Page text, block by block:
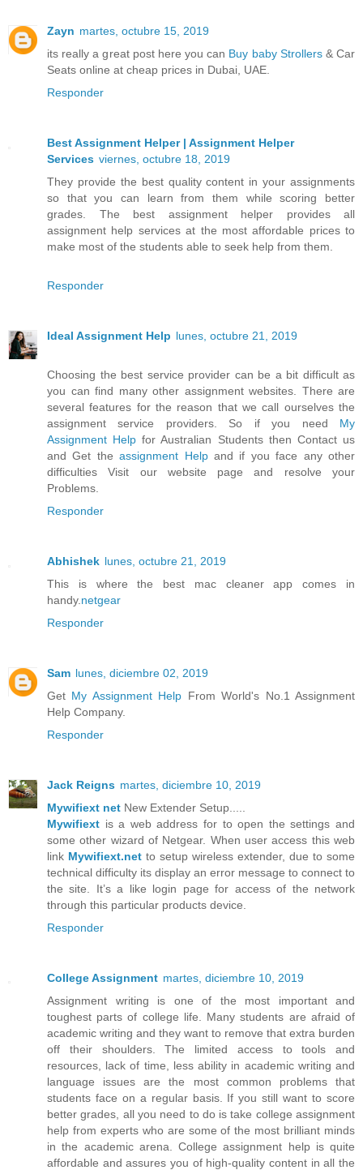
Zayn martes, octubre 15, 2019
its really a great post here you can Buy baby Strollers& Car
Seats online at cheap prices in Dubai, UAE.
Responder
Best Assignment Helper | Assignment Helper
Services viernes, octubre 18, 2019
They provide the best quality content in your assignments
so that you can learn from them while scoring better
grades. The best assignment helper provides all
assignment help services at the most affordable prices to
make most of the students able to seek help from them.
Responder
Ideal Assignment Help lunes, octubre 21, 2019
Choosing the best service provider can be a bit difficult as
you can find many other assignment websites. There are
several features for the reason that we call ourselves the
assignment service providers. So if you need My
Assignment Help for Australian Students then Contact us
and Get theassignment Helpand if you face any other
difficulties Visit our website page and resolve your
Problems.
Responder
Abhishek lunes, octubre 21, 2019
This is where the best mac cleaner app comes in
handy. netgear
Responder
Sam lunes, diciembre 02, 2019
Get My Assignment Help From World's No.1 Assignment
Help Company.
Responder
Jack Reigns martes, diciembre 10, 2019
Mywifiext net New Extender Setup.....
Mywifiext is a web address for to open the settings and
some other wizard of Netgear. When user access this web
link Mywifiext.net to setup wireless extender, due to some
technical difficulty its display an error message to connect to
the site. It’s a like login page for access of the network
through this particular products device.
Responder
College Assignment martes, diciembre 10, 2019
Assignment writing is one of the most important and
toughest parts of college life. Many students are afraid of
academic writing and they want to remove that extra burden
off their shoulders. The limited access to tools and
resources, lack of time, less ability in academic writing and
language issues are the most common problems that
students face on a regular basis. If you still want to score
better grades, all you need to do is take college assignment
help from experts who are some of the most brilliant minds
in the academic arena. College assignment help is quite
affordable and assures you of high-quality content in all the